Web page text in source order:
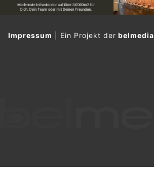
Impressum Ein Projekt derbelmedia